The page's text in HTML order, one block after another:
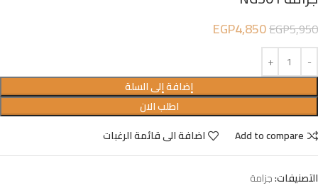
EGP5,950
EGP4,850
إضافة إلى السلة
اطلب الان
Add to compare
اضافة الى قائمة الرغبات
التصنيفات:جزامة